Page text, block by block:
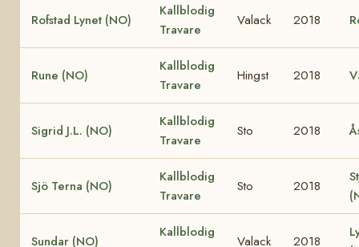
Rofstad Lynet (NO)
Kallblodig
Travare
Valack 2018
Rune (NO)
Kallblodig
Travare
Hingst 2018
Sigrid J.L. (NO)
Kallblodig
Travare
Sto 2018
Sjö Terna (NO)
Kallblodig
Travare
Sto 2018
Sundar (NO)
Kallblodig
Valack 2018